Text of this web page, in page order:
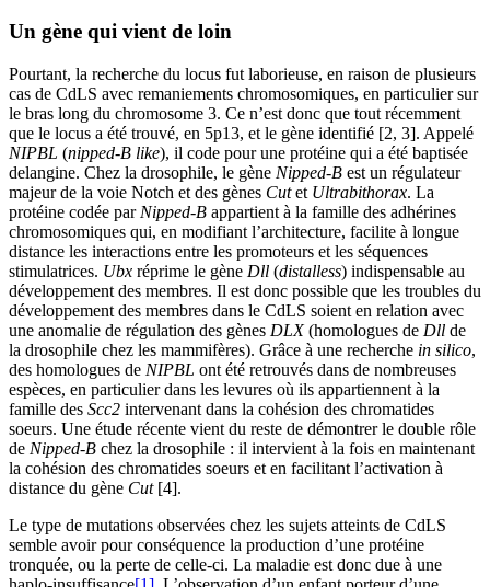
Un gène qui vient de loin
Pourtant, la recherche du locus fut laborieuse, en raison de plusieurs
cas de CdLS avec remaniements chromosomiques, en particulier sur
le bras long du chromosome 3. Ce n’est donc que tout récemment
que le locus a été trouvé, en 5p13, et le gène identifié [2, 3]. Appelé
NIPBL (nipped-B like), il code pour une protéine qui a été baptisée
delangine. Chez la drosophile, le gène Nipped-B est un régulateur
majeur de la voie Notch et des gènes Cutet Ultrabithorax. La
protéine codée par Nipped-B appartient à la famille des adhérines
chromosomiques qui, en modifiant l’architecture, facilite à longue
distance les interactions entre les promoteurs et les séquences
stimulatrices. Ubx réprime le gène Dll (distalless) indispensable au
développement des membres. Il est donc possible que les troubles du
développement des membres dans le CdLS soient en relation avec
une anomalie de régulation des gènes DLX(homologues de Dll de
la drosophile chez les mammifères). Grâce à une recherche in silico,
des homologues de NIPBL ont été retrouvés dans de nombreuses
espèces, en particulier dans les levures où ils appartiennent à la
famille des Scc2 intervenant dans la cohésion des chromatides
soeurs. Une étude récente vient du reste de démontrer le double rôle
de Nipped-B chez la drosophile : il intervient à la fois en maintenant
la cohésion des chromatides soeurs et en facilitant l’activation à
distance du gène Cut[4].
Le type de mutations observées chez les sujets atteints de CdLS
semble avoir pour conséquence la production d’une protéine
tronquée, ou la perte de celle-ci. La maladie est donc due à une